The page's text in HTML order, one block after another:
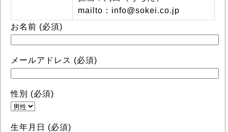
mailto：info@sokei.co.jp
お名前 (必須)
メールアドレス (必須)
性別 (必須)
生年月日 (必須)